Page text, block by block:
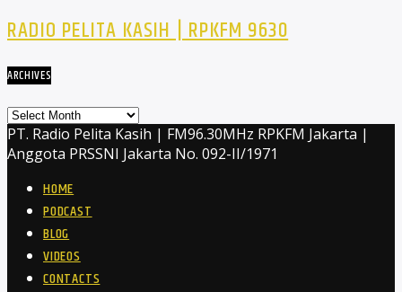
RADIO PELITA KASIH | RPKFM 9630
ARCHIVES
Archives
PT. Radio Pelita Kasih | FM96.30MHz RPKFM Jakarta |
Anggota PRSSNI Jakarta No. 092-II/1971
HOME
PODCAST
BLOG
VIDEOS
CONTACTS